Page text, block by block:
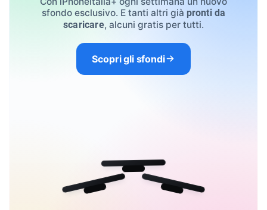
sfondo esclusivo. E tanti altri già pronti da
scaricare, alcuni gratis per tutti.
Scopri gli sfondi